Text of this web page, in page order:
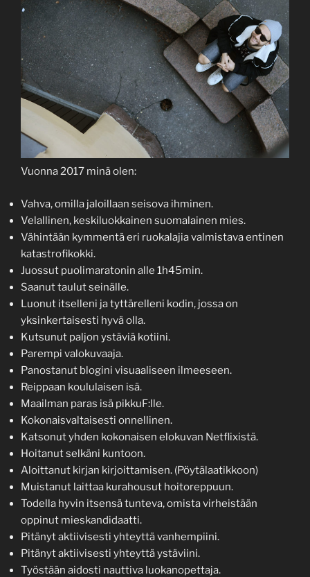
Vuonna 2017 minä olen:
Vahva, omilla jaloillaan seisova ihminen.
Velallinen, keskiluokkainen suomalainen mies.
Vähintään kymmentä eri ruokalajia valmistava entinen
katastrofikokki.
Juossut puolimaratonin alle 1h45min.
Saanut taulut seinälle.
Luonut itselleni ja tyttärelleni kodin, jossa on
yksinkertaisesti hyvä olla.
Kutsunut paljon ystäviä kotiini.
Parempi valokuvaaja.
Panostanut blogini visuaaliseen ilmeeseen.
Reippaan koululaisen isä.
Maailman paras isä pikkuF:lle.
Kokonaisvaltaisesti onnellinen.
Katsonut yhden kokonaisen elokuvan Netflixistä.
Hoitanut selkäni kuntoon.
Aloittanut kirjan kirjoittamisen. (Pöytälaatikkoon)
Muistanut laittaa kurahousut hoitoreppuun.
Todella hyvin itsensä tunteva, omista virheistään
oppinut mieskandidaatti.
Pitänyt aktiivisesti yhteyttä vanhempiini.
Pitänyt aktiivisesti yhteyttä ystäviini.
Työstään aidosti nauttiva luokanopettaja.